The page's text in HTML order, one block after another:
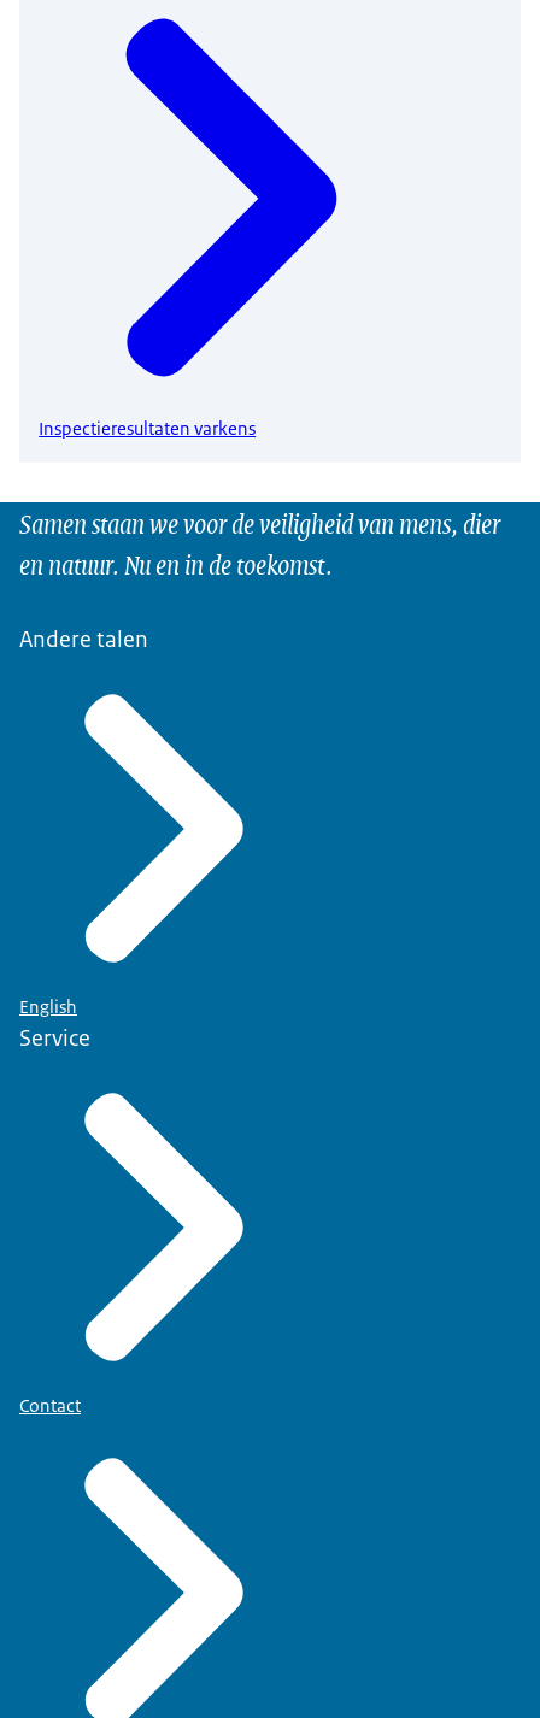
Inspectieresultaten varkens
Samen staan we voor de veiligheid van mens, dier
en natuur. Nu en in de toekomst.
Andere talen
English
Service
Contact